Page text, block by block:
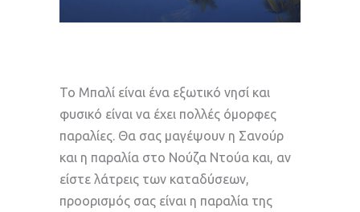
Το Μπαλί είναι ένα εξωτικό νησί και
φυσικό είναι να έχει πολλές όμορφες
παραλίες. Θα σας μαγέψουν η Σανούρ
και η παραλία στο Νούζα Ντούα και, αν
είστε λάτρεις των καταδύσεων,
προορισμός σας είναι η παραλία της